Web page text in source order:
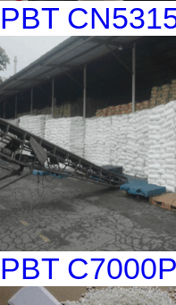
PBT
PBT